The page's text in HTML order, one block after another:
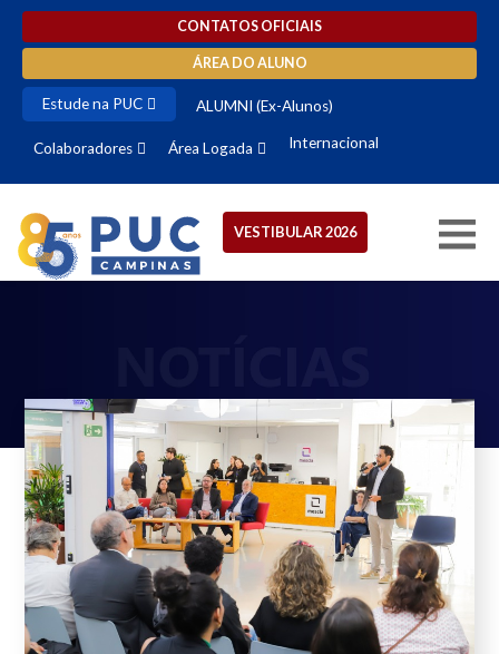
CONTATOS OFICIAIS
ÁREA DO ALUNO
Estude na PUC ALUMNI (Ex-Alunos)
Colaboradores Área Logada Internacional
VESTIBULAR 2026